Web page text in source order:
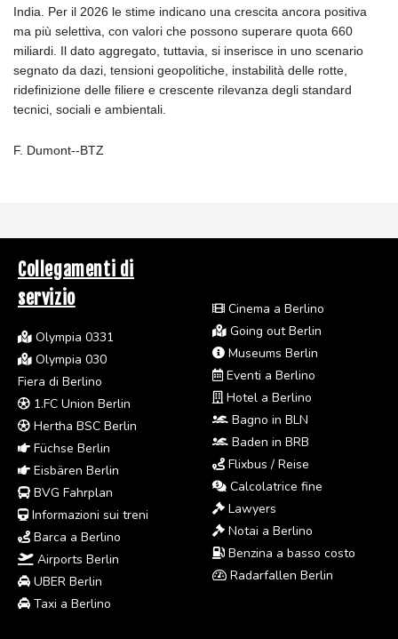
India. Per il 2026 le stime indicano una crescita ancora positiva
ma più selettiva, con valori che possono superare quota 660
miliardi. Il dato aggregato, tuttavia, si inserisce in uno scenario
segnato da dazi, tensioni geopolitiche, instabilità delle rotte,
ridefinizione delle filiere e crescente rilevanza degli standard
tecnici, sociali e ambientali.
F. Dumont--BTZ
Collegamenti di
servizio
Olympia 0331
Olympia 030
Fiera di Berlino
1.FC Union Berlin
Hertha BSC Berlin
Füchse Berlin
Eisbären Berlin
BVG Fahrplan
Informazioni sui treni
Barca a Berlino
Airports Berlin
UBER Berlin
Taxi a Berlino
Cinema a Berlino
Going out Berlin
Museums Berlin
Eventi a Berlino
Hotel a Berlino
Bagno in BLN
Baden in BRB
Flixbus / Reise
Calcolatrice fine
Lawyers
Notai a Berlino
Benzina a basso costo
Radarfallen Berlin